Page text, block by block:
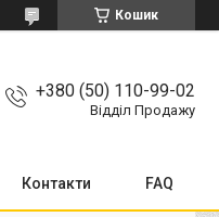
Кошик
+380 (50) 110-99-02
Відділ Продажу
Контакти FAQ